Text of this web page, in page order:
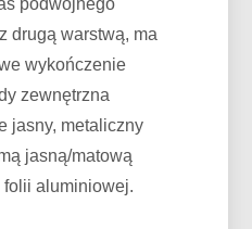
podwójnego
drugą warstwą, ma
wykończenie
zewnętrzna
jasny, metaliczny
jasną/matową
aluminiowej.